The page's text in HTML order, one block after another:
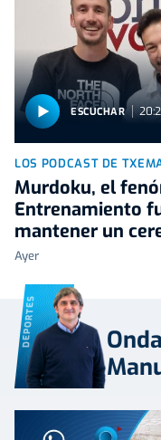
ESCUCHAR
LOS PODCAST DE
Murdoku, el
Entrenamiento
mantener un
Ayer
DEPORTES